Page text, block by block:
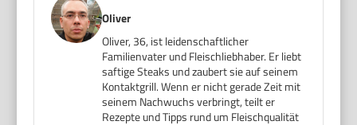
Oliver
Oliver, 36, ist leidenschaftlicher
Familienvater und Fleischliebhaber. Er liebt
saftige Steaks und zaubert sie auf seinem
Kontaktgrill. Wenn er nicht gerade Zeit mit
seinem Nachwuchs verbringt, teilt er
Rezepte und Tipps rund um Fleischqualität